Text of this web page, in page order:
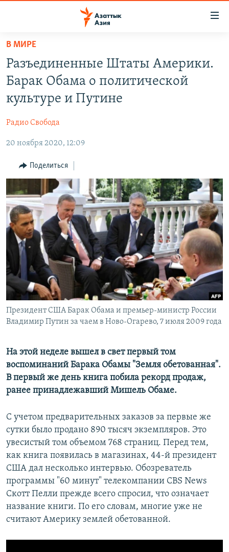
Вернуться
основному
содержанию
Вернутся
главной
Вернутся
поиску
ТАДЖИКИСТАН
НОВОСТИ
ВОЙНА В УКРАИНЕ
ҚАЗАҚША
КЫРГЫЗЧА
ЎЗБЕКЧА
TÜRKMENÇE
ПОДПИШИТЕСЬ НА НАС В СОЦСЕТЯХ
Все сайты РСЕ/РС
В МИРЕ
Разъединенные Штаты Америки.
Барак Обама о политической
культуре и Путине
Радио Свобода
20 ноября 2020, 12:09
Поделиться
Президент США Барак Обама и премьер-министр России
Владимир Путин за чаем в Ново-Огарево, 7 июля 2009 года
На этой неделе вышел в свет первый том
воспоминаний Барака Обамы "Земля обетованная".
В первый же день книга побила рекорд продаж,
ранее принадлежавший Мишель Обаме.
С учетом предварительных заказов за первые же
сутки было продано 890 тысяч экземпляров. Это
увесистый том объемом 768 страниц. Перед тем,
как книга появилась в магазинах, 44-й президент
США дал несколько интервью. Обозреватель
программы "60 минут" телекомпании CBS News
Скотт Пелли прежде всего спросил, что означает
название книги. По его словам, многие уже не
считают Америку землей обетованной.